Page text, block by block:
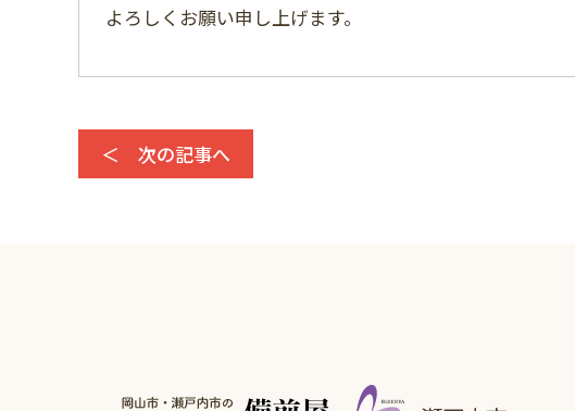
よろしくお願い申し上げます。
＜ 次の記事へ